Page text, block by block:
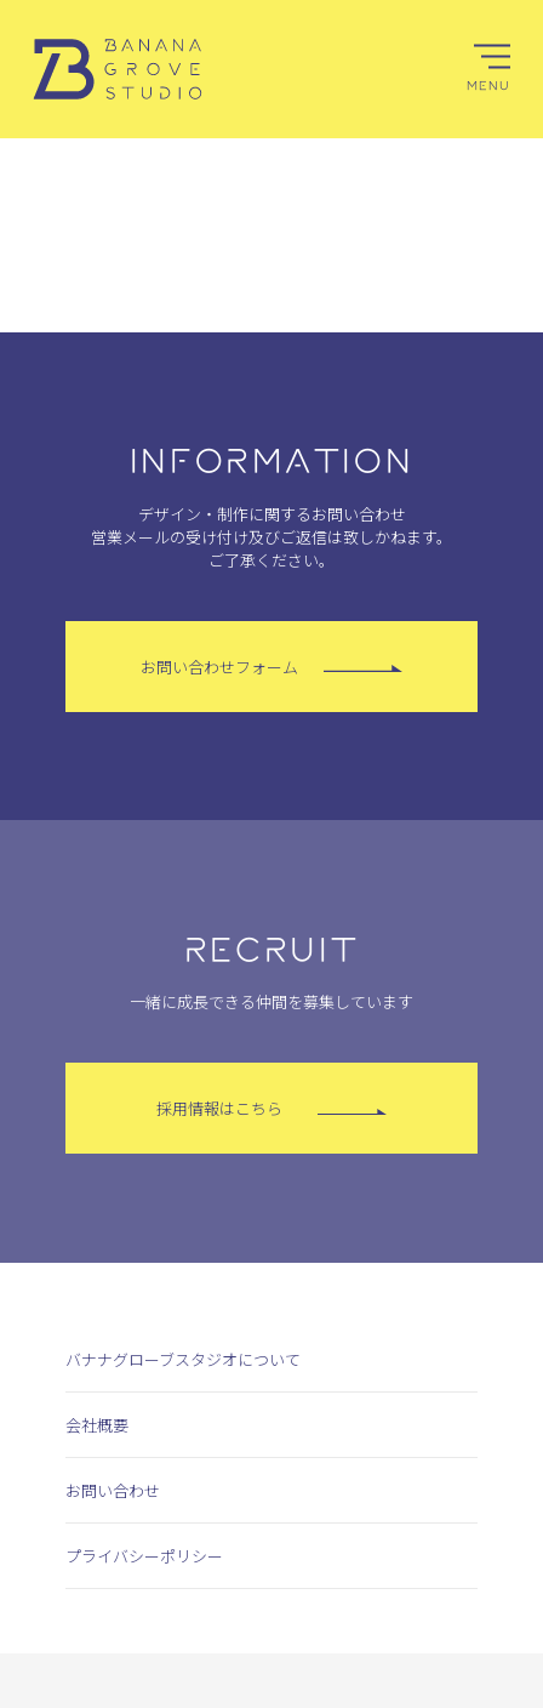
MENU
INFORMATION
デザイン・制作に関するお問い合わせ
営業メールの受け付け及びご返信は致しかねます。
ご了承ください。
お問い合わせフォーム
RECRUIT
一緒に成長できる仲間を募集しています
採用情報はこちら
バナナグローブスタジオについて
会社概要
お問い合わせ
プライバシーポリシー